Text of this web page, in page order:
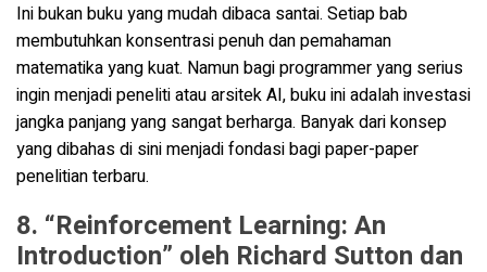
Ini bukan buku yang mudah dibaca santai. Setiap bab
membutuhkan konsentrasi penuh dan pemahaman
matematika yang kuat. Namun bagi programmer yang serius
ingin menjadi peneliti atau arsitek AI, buku ini adalah investasi
jangka panjang yang sangat berharga. Banyak dari konsep
yang dibahas di sini menjadi fondasi bagi paper-paper
penelitian terbaru.
8. “Reinforcement Learning: An
Introduction” oleh Richard Sutton dan